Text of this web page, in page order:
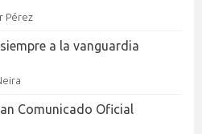
Pérez
a la vanguardia
Comunicado Oficial